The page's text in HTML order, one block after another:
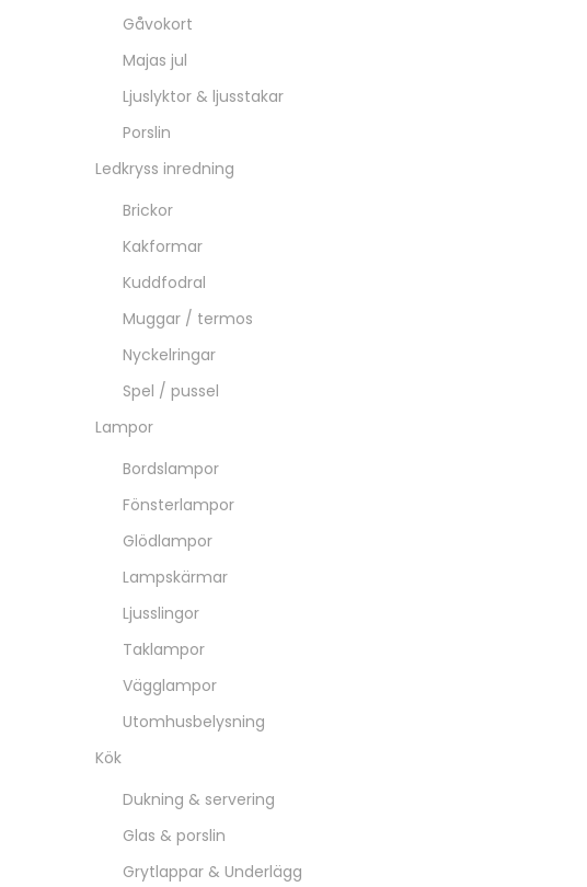
Gåvokort
Majas jul
Ljuslyktor & ljusstakar
Porslin
Ledkryss inredning
Brickor
Kakformar
Kuddfodral
Muggar / termos
Nyckelringar
Spel / pussel
Lampor
Bordslampor
Fönsterlampor
Glödlampor
Lampskärmar
Ljusslingor
Taklampor
Vägglampor
Utomhusbelysning
Kök
Dukning & servering
Glas & porslin
Grytlappar & Underlägg